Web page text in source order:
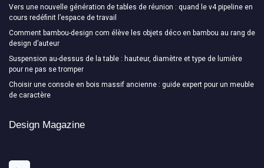
Vers une nouvelle génération de tables de réunion : quand le v4 pipeline en
cours redéfinit l’espace de travail
Comment bambou-design com élève les objets déco en bambou au rang de
design d’auteur
Suspension au-dessus de la table : hauteur, diamètre et type de lumière
pour ne pas se tromper
Choisir une console en bois massif ancienne : guide expert pour un meuble
de caractère
Design Magazine